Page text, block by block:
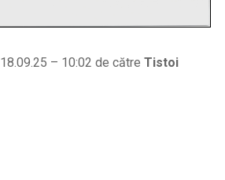
18.09.25 – 10:02 de către Tistoi